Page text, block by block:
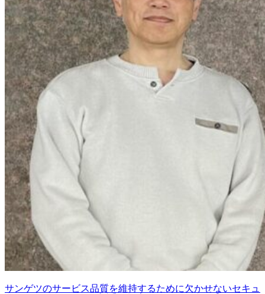
サンゲツのサービス品質を維持するために欠かせないセキュ